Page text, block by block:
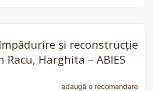
și reconstrucție
Racu, Harghita – ABIES
adaugă o recomandare